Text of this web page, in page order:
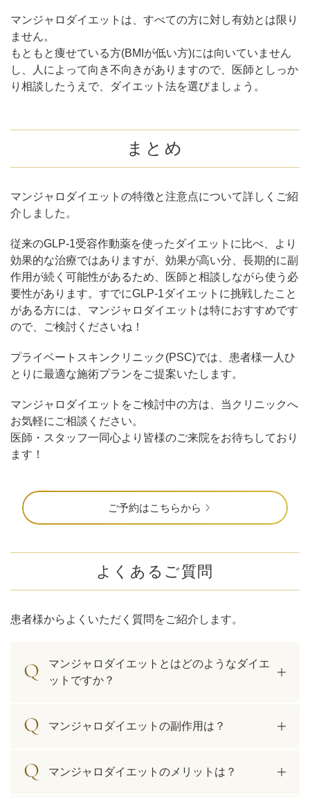
マンジャロダイエットは、すべての方に対し有効とは限り
ません。
もともと痩せている方(BMIが低い方)には向いていません
し、人によって向き不向きがありますので、医師としっか
り相談したうえで、ダイエット法を選びましょう。
まとめ
マンジャロダイエットの特徴と注意点について詳しくご紹
介しました。
従来のGLP-1受容作動薬を使ったダイエットに比べ、より
効果的な治療ではありますが、効果が高い分、長期的に副
作用が続く可能性があるため、医師と相談しながら使う必
要性があります。すでにGLP-1ダイエットに挑戦したこと
がある方には、マンジャロダイエットは特におすすめです
ので、ご検討くださいね！
プライベートスキンクリニック(PSC)では、患者様一人ひ
とりに最適な施術プランをご提案いたします。
マンジャロダイエットをご検討中の方は、当クリニックへ
お気軽にご相談ください。
医師・スタッフ一同心より皆様のご来院をお待ちしており
ます！
ご予約はこちらから
よくあるご質問
患者様からよくいただく質問をご紹介します。
マンジャロダイエットとはどのようなダイエ
ットですか？
マンジャロダイエットの副作用は？
マンジャロダイエットのメリットは？